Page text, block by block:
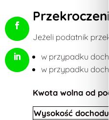
Jeżeli podatnik
w przypadku
w przypadku
Kwota wolna od
Wysokość dochodu